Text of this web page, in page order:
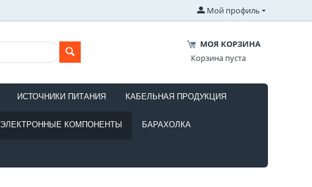
Мой профиль
МОЯ КОРЗИНА
Корзина пуста
ИСТОЧНИКИ ПИТАНИЯ КАБЕЛЬНАЯ ПРОДУКЦИЯ
ЭЛЕКТРОННЫЕ КОМПОНЕНТЫ БАРАХОЛКА